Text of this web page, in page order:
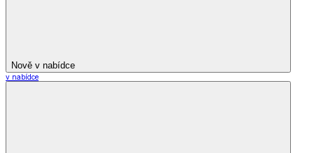
Nově v nabídce
v nabídce